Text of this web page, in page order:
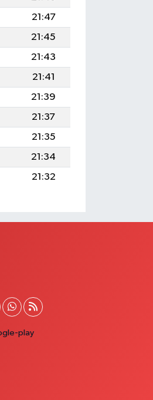
21:47
21:45
21:43
21:41
21:39
21:37
21:35
21:34
21:32